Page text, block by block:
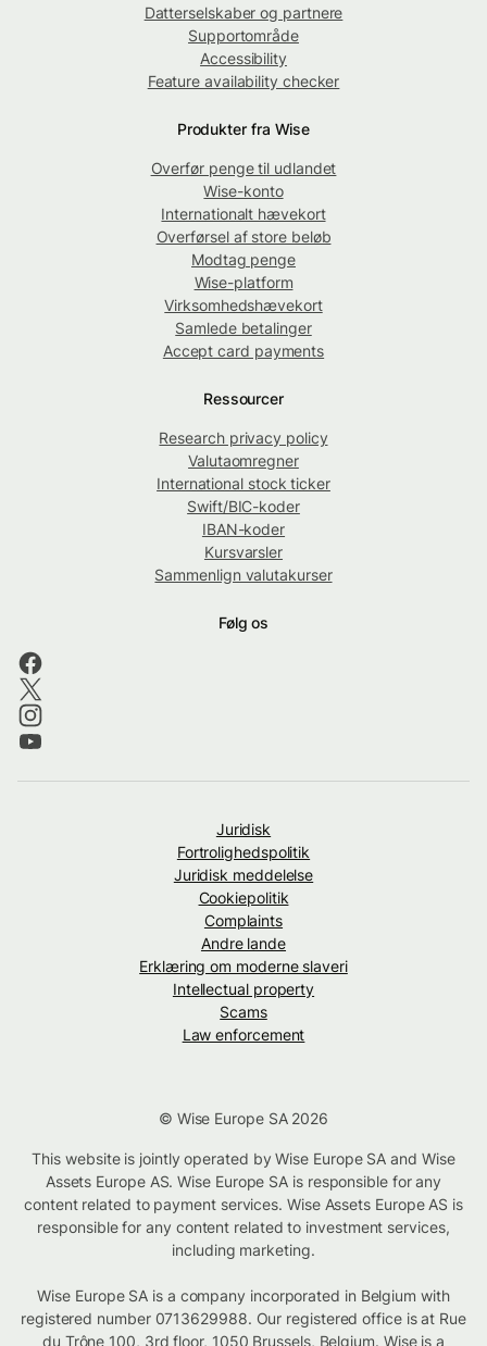
Datterselskaber og partnere
Supportområde
Accessibility
Feature availability checker
Produkter fra Wise
Overfør penge til udlandet
Wise-konto
Internationalt hævekort
Overførsel af store beløb
Modtag penge
Wise-platform
Virksomhedshævekort
Samlede betalinger
Accept card payments
Ressourcer
Research privacy policy
Valutaomregner
International stock ticker
Swift/BIC-koder
IBAN-koder
Kursvarsler
Sammenlign valutakurser
Følg os
Juridisk
Fortrolighedspolitik
Juridisk meddelelse
Cookiepolitik
Complaints
Andre lande
Erklæring om moderne slaveri
Intellectual property
Scams
Law enforcement
© Wise Europe SA 2026
This website is jointly operated by Wise Europe SA and Wise
Assets Europe AS. Wise Europe SA is responsible for any
content related to payment services. Wise Assets Europe AS is
responsible for any content related to investment services,
including marketing.
Wise Europe SA is a company incorporated in Belgium with
registered number 0713629988. Our registered office is at Rue
du Trône 100, 3rd floor, 1050 Brussels, Belgium. Wise is a